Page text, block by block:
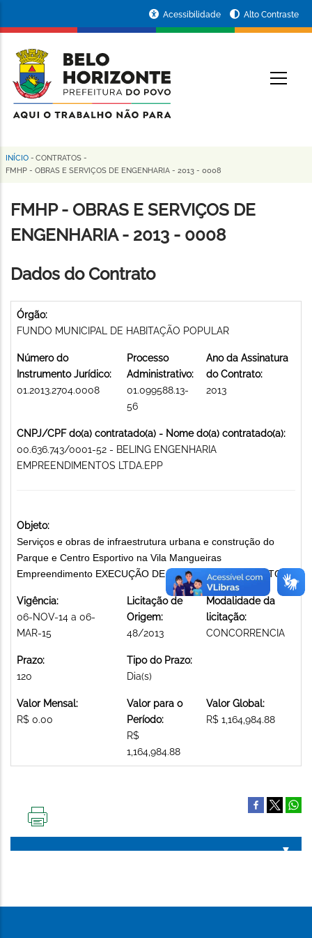
conteúdo
principal
da
Prefeitura
de
Horizonte
Acessibilidade Alto Contraste
Trilha
navegação
INÍCIO - CONTRATOS -
FMHP - OBRAS E SERVIÇOS DE ENGENHARIA - 2013 - 0008
FMHP - OBRAS E SERVIÇOS DE
ENGENHARIA - 2013 - 0008
Dados do Contrato
Órgão:
FUNDO MUNICIPAL DE HABITAÇÃO POPULAR
Número do
Instrumento Jurídico:
01.2013.2704.0008
Processo
Administrativo:
01.099588.13-
56
Ano da Assinatura
do Contrato:
2013
CNPJ/CPF do(a) contratado(a) - Nome do(a) contratado(a):
00.636.743/0001-52 - BELING ENGENHARIA
EMPREENDIMENTOS LTDA.EPP
Objeto:
Serviços e obras de infraestrutura urbana e construção do
Parque e Centro Esportivo na Vila Mangueiras
Empreendimento EXECUÇÃO DE OBRAS POR CONTRATO
Vigência:
06-NOV-14 a 06-
MAR-15
Licitação de
Origem:
48/2013
Modalidade da
licitação:
CONCORRENCIA
Prazo:
120
Tipo do Prazo:
Dia(s)
Valor Mensal:
R$ 0.00
Valor para o
Período:
R$
1,164,984.88
Valor Global:
R$ 1,164,984.88
PÁGINA